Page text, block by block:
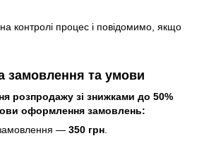
контролі процес і повідомимо, якщо
замовлення та умови
розпродажу зі знижками до 50%
оформлення замовлень:
— 350 грн